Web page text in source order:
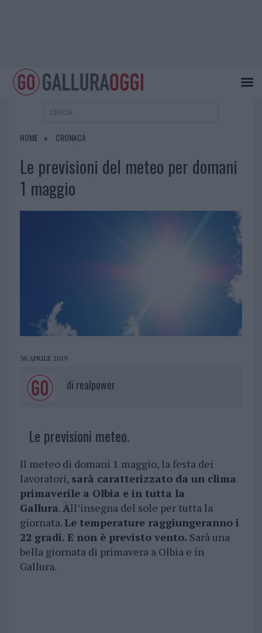
HOME CRONACA
Le previsioni del meteo per domani
1 maggio
30 APRILE 2019
di realpower
Le previsioni meteo.
Il meteo di domani 1 maggio, la festa dei
lavoratori, sarà caratterizzato da un clima
primaverile a Olbia e in tutta la
Gallura.All’insegna del sole per tutta la
giornata.Le temperature raggiungeranno i
22 gradi. E non è previsto vento. Sarà una
bella giornata di primavera a Olbia e in
Gallura.